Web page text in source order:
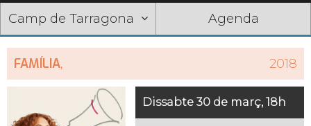
Camp de Tarragona Agenda
FAMÍLIA, 2018
Dissabte 30 de març, 18h